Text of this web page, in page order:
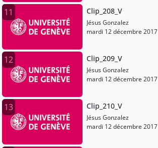
11 Clip_208_V
Jésus Gonzalez
mardi 12 décembre 2017
12 Clip_209_V
Jésus Gonzalez
mardi 12 décembre 2017
13 Clip_210_V
Jésus Gonzalez
mardi 12 décembre 2017